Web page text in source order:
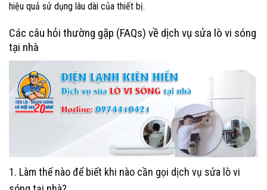
hiệu quả sử dụng lâu dài của thiết bị.
Các câu hỏi thường gặp (FAQs) về dịch vụ sửa lò vi sóng
tại nhà
1. Làm thế nào để biết khi nào cần gọi dịch vụ sửa lò vi